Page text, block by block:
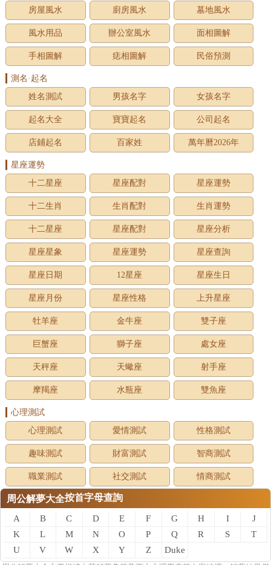
房屋風水 廚房風水 墓地風水
風水用品 辦公室風水 面相圖解
手相圖解 痣相圖解 民俗預測
測名·起名
姓名測試
男孩名字 女孩名字
起名大全 寶寶起名 公司起名
店鋪起名 百家姓 萬年曆2026年
星座運勢
十二星座
星座配對 星座運勢
十二生肖 生肖配對 生肖運勢
十二星座 星座配對 星座分析
星座星象 星座運勢 星座查詢
星座日期 12星座 星座生日
星座月份 星座性格 上升星座
牡羊座 金牛座 雙子座
巨蟹座 獅子座 處女座
天秤座 天蠍座 射手座
摩羯座 水瓶座 雙魚座
心理測試
心理測試
愛情測試 性格測試
趣味測試 財富測試 智商測試
職業測試 社交測試 情商測試
周公解夢大全按首字母查詢
A B C D E F G H I
J
K
L M N O P Q R S
T
U
V W X Y Z
Duke